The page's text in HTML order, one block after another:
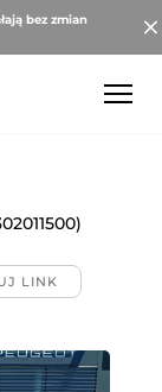
bez zmian